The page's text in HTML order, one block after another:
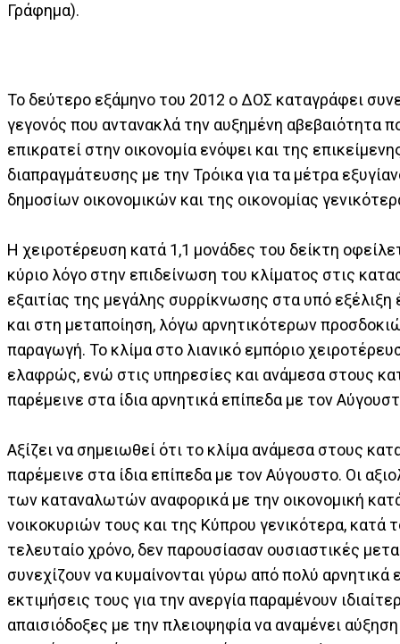
Γράφημα).
Το δεύτερο εξάμηνο του 2012 ο ΔΟΣ καταγράφει
γεγονός που αντανακλά την αυξημένη αβεβαιότητα
επικρατεί στην οικονομία ενόψει και της
διαπραγμάτευσης με την Τρόικα για τα μέτρα
δημοσίων οικονομικών και της οικονομίας
Η χειροτέρευση κατά 1,1 μονάδες του δείκτη
κύριο λόγο στην επιδείνωση του κλίματος στις
εξαιτίας της μεγάλης συρρίκνωσης στα υπό
και στη μεταποίηση, λόγω αρνητικότερων
παραγωγή. Το κλίμα στο λιανικό εμπόριο
ελαφρώς, ενώ στις υπηρεσίες και ανάμεσα στους
παρέμεινε στα ίδια αρνητικά επίπεδα με τον
Αξίζει να σημειωθεί ότι το κλίμα ανάμεσα στους
παρέμεινε στα ίδια επίπεδα με τον Αύγουστο. Οι
των καταναλωτών αναφορικά με την οικονομική
νοικοκυριών τους και της Κύπρου γενικότερα, κατά
τελευταίο χρόνο, δεν παρουσίασαν ουσιαστικές
συνεχίζουν να κυμαίνονται γύρω από πολύ αρνητικά
εκτιμήσεις τους για την ανεργία παραμένουν
απαισιόδοξες με την πλειοψηφία να αναμένει